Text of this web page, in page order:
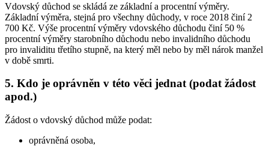
Vdovský důchod se skládá ze základní a procentní výměry.
Základní výměra, stejná pro všechny důchody, v roce 2018 činí 2
700 Kč. Výše procentní výměry vdovského důchodu činí 50 %
procentní výměry starobního důchodu nebo invalidního důchodu
pro invaliditu třetího stupně, na který měl nebo by měl nárok manžel
v době smrti.
5. Kdo je oprávněn v této věci jednat (podat žádost
apod.)
Žádost o vdovský důchod může podat:
oprávněná osoba,